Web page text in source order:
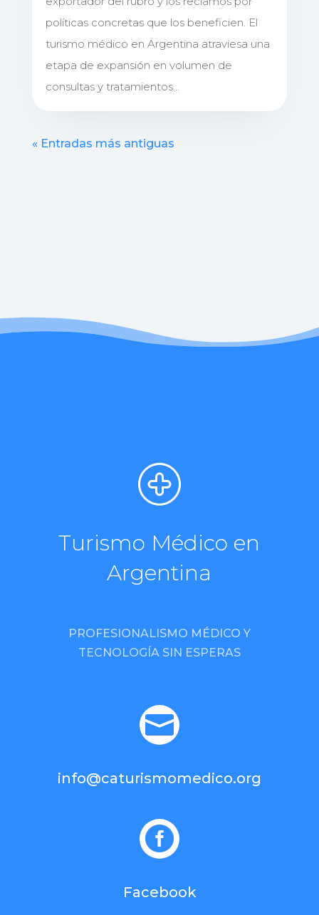
políticas concretas que los beneficien. El
turismo médico en Argentina atraviesa una
etapa de expansión en volumen de
consultas y tratamientos...
« Entradas más antiguas
Turismo Médico en
Argentina
PROFESIONALISMO MÉDICO Y
TECNOLOGÍA SIN ESPERAS

info@caturismomedico.org

Facebook